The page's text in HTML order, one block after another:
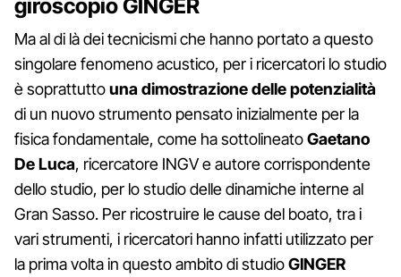
giroscopio GINGER
Ma al di là dei tecnicismi che hanno portato a questo
singolare fenomeno acustico, per i ricercatori lo studio
è soprattuttouna dimostrazione delle potenzialità
di un nuovo strumento pensato inizialmente per la
fisica fondamentale, come ha sottolineatoGaetano
De Luca, ricercatore INGV e autore corrispondente
dello studio, per lo studio delle dinamiche interne al
Gran Sasso. Per ricostruire le cause del boato, tra i
vari strumenti, i ricercatori hanno infatti utilizzato per
la prima volta in questo ambito di studioGINGER